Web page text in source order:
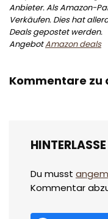
Anbieter. Als Amazon-
Verkäufen. Dies hat
Deals gepostet werden.
AngebotAmazon deals
Kommentare zu
Du musst
Kommentar